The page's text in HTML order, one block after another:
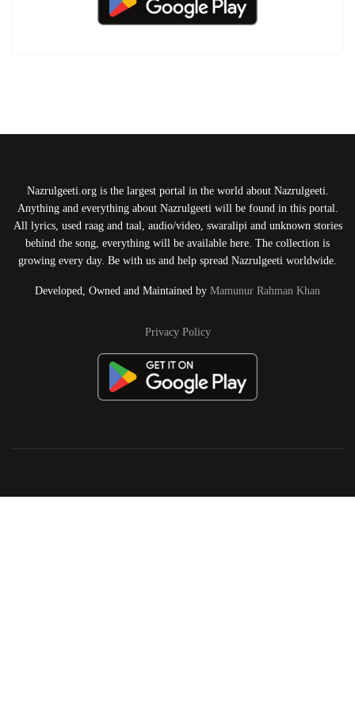
Nazrulgeeti.org is the largest portal in the world about Nazrulgeeti.
Anything and everything about Nazrulgeeti will be found in this portal.
All lyrics, used raag and taal, audio/video, swaralipi and unknown stories
behind the song, everything will be available here. The collection is
growing every day. Be with us and help spread Nazrulgeeti worldwide.
Developed, Owned and Maintained by Mamunur Rahman Khan
Privacy Policy